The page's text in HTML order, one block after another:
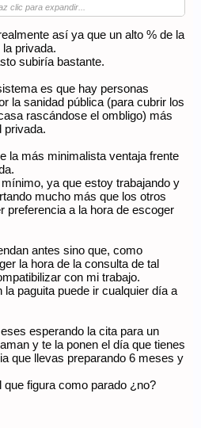
clic para expandir...
así ya que un alto % de la
privada.
subiría bastante.
es que hay personas
la sanidad pública (para cubrir los
rascándose el ombligo) más
privada.
la más minimalista ventaja frente
ya que estoy trabajando y
mucho más que los otros
preferencia a la hora de escoger
antes sino que, como
la hora de la consulta de tal
con mi trabajo.
la paguita puede ir cualquier día a
esperando la cita para un
y te la ponen el día que tienes
que llevas preparando 6 meses y
figura como parado ¿no?